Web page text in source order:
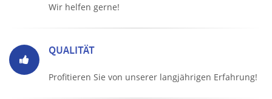
Wir helfen gerne!
QUALITÄT
Profitieren Sie von unserer langjährigen Erfahrung!